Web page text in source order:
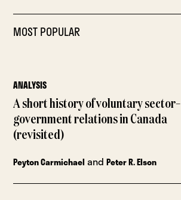
MOST POPULAR
ANALYSIS
A short history of voluntary sector–
government relations in Canada
(revisited)
Peyton Carmichael andPeter R. Elson